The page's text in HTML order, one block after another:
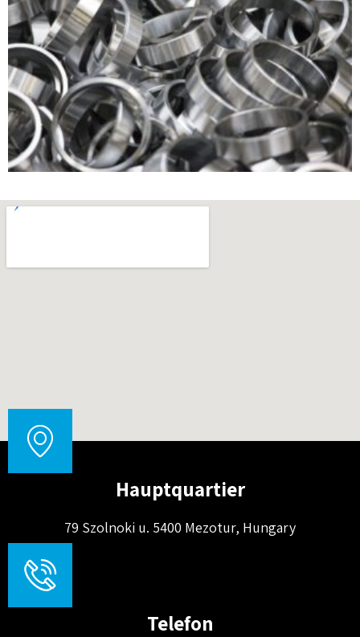
Hauptquartier
79 Szolnoki u. 5400 Mezotur, Hungary
Telefon